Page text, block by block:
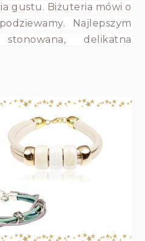
gustu. Biżuteria mówi o
Najlepszym
delikatna